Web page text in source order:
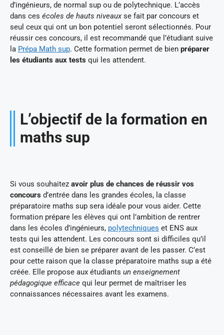
d’ingénieurs, de normal sup ou de polytechnique. L’accès
dans ces écoles de hauts niveauxse fait par concours et
seul ceux qui ont un bon potentiel seront sélectionnés. Pour
réussir ces concours, il est recommandé que l’étudiant suive
la Prépa Math sup. Cette formation permet de bien préparer
les étudiants aux tests qui les attendent.
L’objectif de la formation en
maths sup
Si vous souhaitez avoir plus de chances de réussir vos
concours d’entrée dans les grandes écoles, la classe
préparatoire maths sup sera idéale pour vous aider. Cette
formation prépare les élèves qui ont l’ambition de rentrer
dans les écoles d’ingénieurs, polytechniques et ENS aux
tests qui les attendent. Les concours sont si difficiles qu’il
est conseillé de bien se préparer avant de les passer. C’est
pour cette raison que la classe préparatoire maths sup a été
créée. Elle propose aux étudiants un enseignement
pédagogique efficace qui leur permet de maîtriser les
connaissances nécessaires avant les examens.